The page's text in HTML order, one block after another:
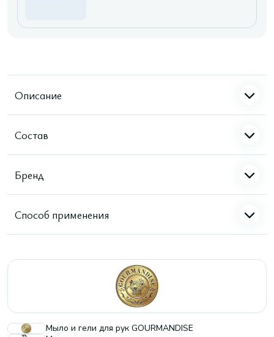
Описание
Состав
Бренд
Способ применения
Мыло и гели для рук GOURMANDISE